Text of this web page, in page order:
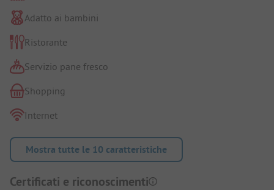
Adatto ai bambini
Ristorante
Servizio pane fresco
Shopping
Internet
Mostra tutte le 10 caratteristiche
Certificati e riconoscimenti